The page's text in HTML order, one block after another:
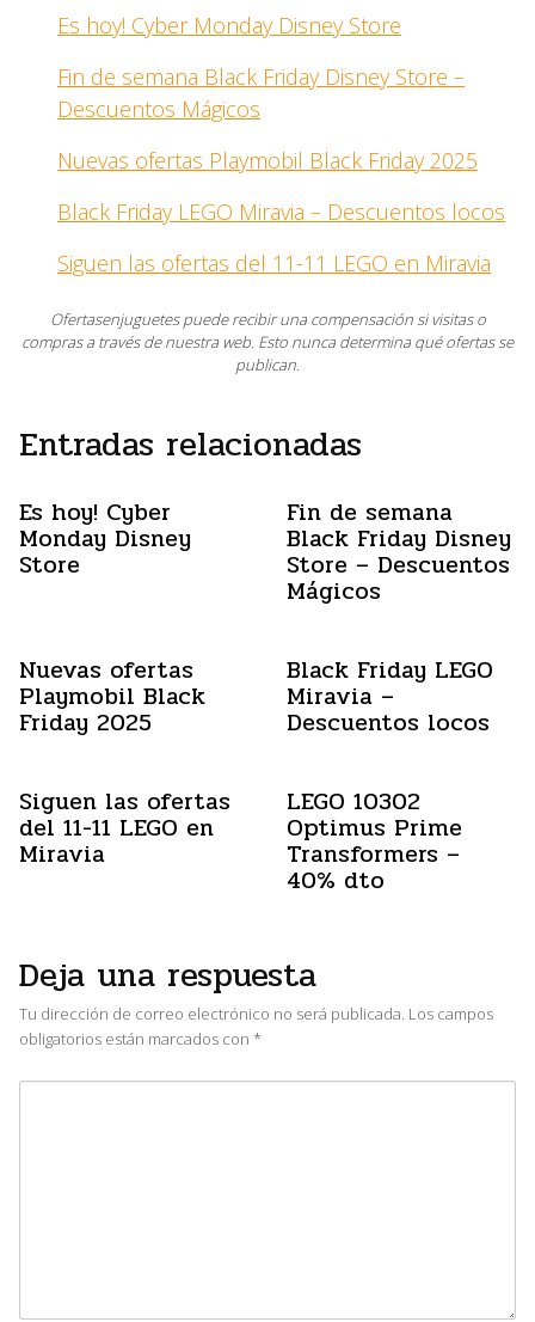
Es hoy! Cyber Monday Disney Store
Fin de semana Black Friday Disney Store –
Descuentos Mágicos
Nuevas ofertas Playmobil Black Friday 2025
Black Friday LEGO Miravia – Descuentos locos
Siguen las ofertas del 11-11 LEGO en Miravia
Ofertasenjuguetes puede recibir una compensación si visitas o
compras a través de nuestra web. Esto nunca determina qué ofertas se
publican.
Entradas relacionadas
Es hoy! Cyber
Monday Disney
Store
Fin de semana
Black Friday Disney
Store – Descuentos
Mágicos
Nuevas ofertas
Playmobil Black
Friday 2025
Black Friday LEGO
Miravia –
Descuentos locos
Siguen las ofertas
del 11-11 LEGO en
Miravia
LEGO 10302
Optimus Prime
Transformers –
40% dto
Deja una respuesta
Tu dirección de correo electrónico no será publicada. Los campos
obligatorios están marcados con *